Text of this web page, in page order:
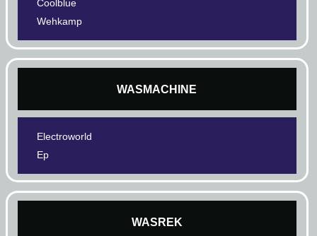
Coolblue
Wehkamp
WASMACHINE
Electroworld
Ep
WASREK